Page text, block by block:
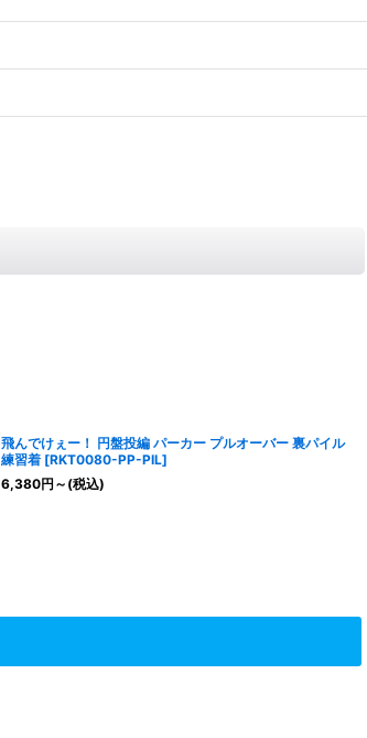
飛んでけぇー！ 円盤投編 パーカー プルオーバー 裏パイル
練習着 [RKT0080-PP-PIL]
6,380円 ～ (税込)